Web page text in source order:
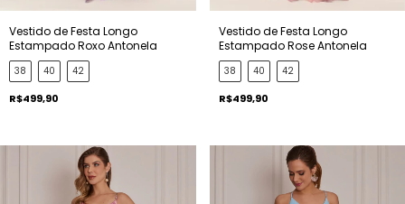
Vestido de Festa Longo
Estampado Roxo Antonela
38 40 42
R$499,90
Vestido de Festa Longo
Estampado Rose Antonela
38 40 42
R$499,90